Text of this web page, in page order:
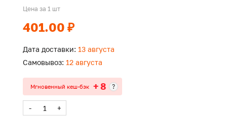
Цена за 1 шт
401.00 ₽
Дата доставки: 13 августа
Самовывоз: 12 августа
Мгновенный кеш-бэк + 8 ?
- +